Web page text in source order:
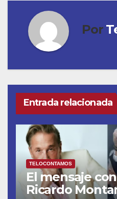
Por
Entrada relacionada
TELOCONTAMOS
El mensaje
Ricardo